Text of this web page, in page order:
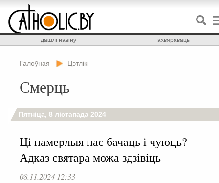
дашлі навіну ахвяраваць
Галоўная Цэтлікі
Смерць
Пятніца, 8 лістапада 2024
Ці памерлыя нас бачаць і чуюць?
Адказ святара можа здзівіць
08.11.2024 12:33